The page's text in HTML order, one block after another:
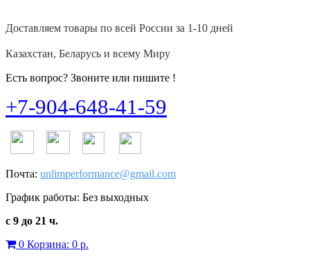
Доставляем товары по всей России за 1-10 дней
Казахстан, Беларусь и всему Миру
Есть вопрос? Звоните или пишите !
+7-904-648-41-59
Почта: unlimperformance@gmail.com
График работы: Без выходных
с 9 до 21 ч.
0 Корзина: 0 р.